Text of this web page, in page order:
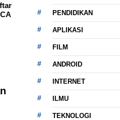
Digital
Aman saat
Pengertian,
Pemakaian &
Menghitung
Pemula
PENDIDIKAN
APLIKASI
FILM
ANDROID
INTERNET
ILMU
TEKNOLOGI